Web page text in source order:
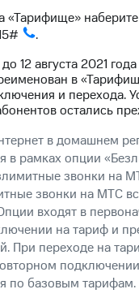
«Тарифище»
.
12 августа 2021
в
и перехода.
остались
в домашнем
в рамках опции
звонки на
звонки на МТС
входят в
на тариф и
При переходе на
по базовым тарифам.